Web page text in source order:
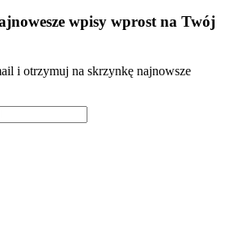
wpisy wprost na Twój
i otrzymuj na skrzynkę najnowsze